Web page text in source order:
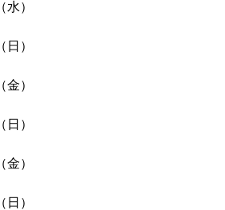
水）
日）
金）
日）
金）
日）